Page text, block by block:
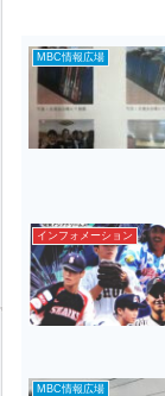
MBC情報広場
インフォメーション
MBC情報広場